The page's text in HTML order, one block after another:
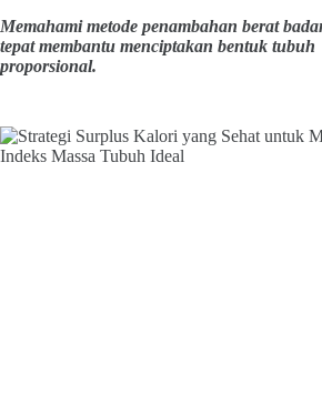
Memahami metode penambahan berat
tepat membantu menciptakan bentuk tubuh
proporsional.